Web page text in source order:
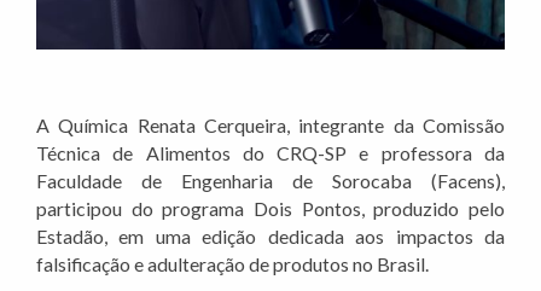
A Química Renata Cerqueira, integrante da Comissão
Técnica de Alimentos do CRQ-SP e professora da
Faculdade de Engenharia de Sorocaba (Facens),
participou do programa Dois Pontos, produzido pelo
Estadão, em uma edição dedicada aos impactos da
falsificação e adulteração de produtos no Brasil.